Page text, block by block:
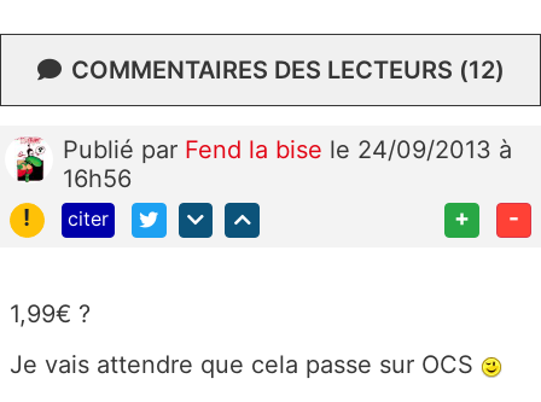
COMMENTAIRES DES LECTEURS (12)
Publié par Fend la bise le 24/09/2013 à
16h56
!
citer + -
1,99€ ?
Je vais attendre que cela passe sur OCS